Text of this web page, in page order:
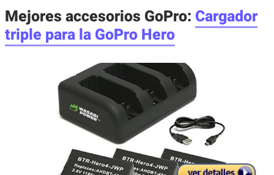
Mejores accesorios GoPro: Cargador
triple para la GoPro Hero